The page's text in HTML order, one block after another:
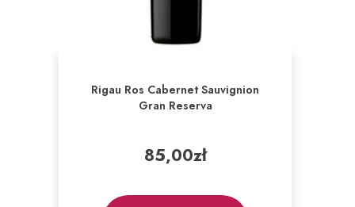
Rigau Ros Cabernet Sauvignion
Gran Reserva
85,00zł